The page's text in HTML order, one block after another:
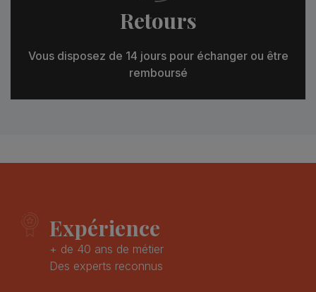
Retours
Vous disposez de 14 jours pour échanger ou être
remboursé
Expérience
+ de 40 ans de métier
Des experts reconnus